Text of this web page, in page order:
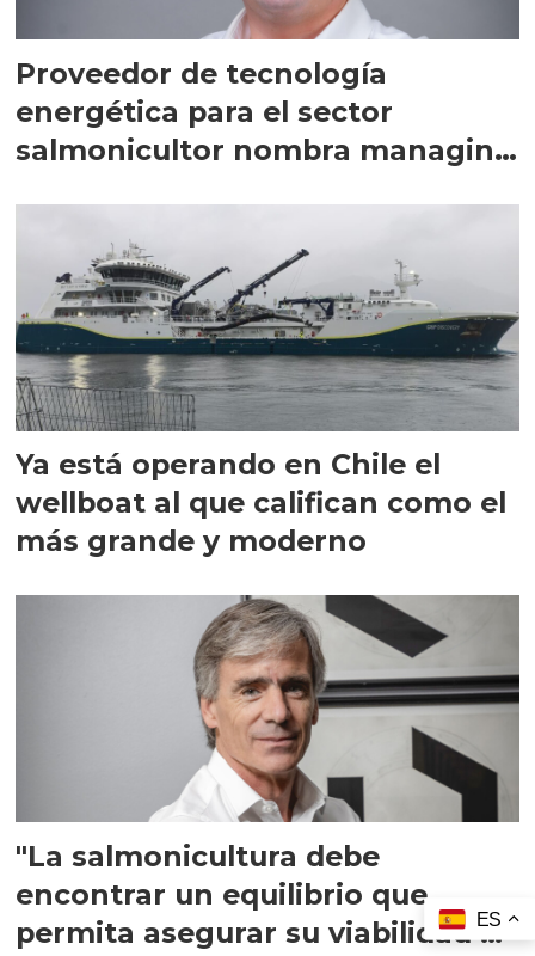
Proveedor de tecnología
energética para el sector
salmonicultor nombra managing
Ya está operando en Chile el
wellboat al que califican como el
más grande y moderno
"La salmonicultura debe
encontrar un equilibrio que
permita asegurar su viabilidad de
ES